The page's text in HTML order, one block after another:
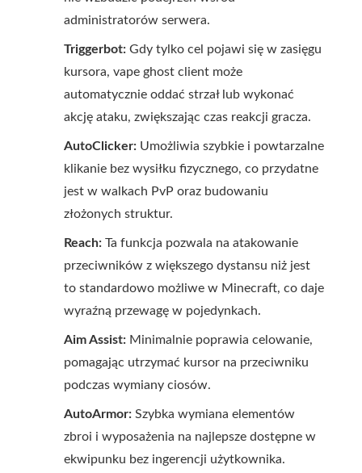
administratorów serwera.
Triggerbot: Gdy tylko cel pojawi się w zasięgu
kursora, vape ghost client może
automatycznie oddać strzał lub wykonać
akcję ataku, zwiększając czas reakcji gracza.
AutoClicker: Umożliwia szybkie i powtarzalne
klikanie bez wysiłku fizycznego, co przydatne
jest w walkach PvP oraz budowaniu
złożonych struktur.
Reach: Ta funkcja pozwala na atakowanie
przeciwników z większego dystansu niż jest
to standardowo możliwe w Minecraft, co daje
wyraźną przewagę w pojedynkach.
Aim Assist: Minimalnie poprawia celowanie,
pomagając utrzymać kursor na przeciwniku
podczas wymiany ciosów.
AutoArmor: Szybka wymiana elementów
zbroi i wyposażenia na najlepsze dostępne w
ekwipunku bez ingerencji użytkownika.